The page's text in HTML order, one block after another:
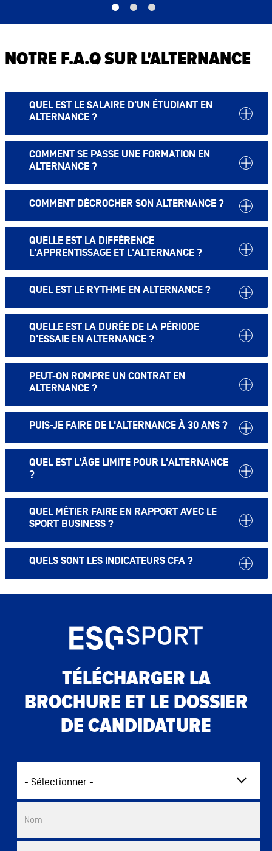
NOTRE F.A.Q SUR L'ALTERNANCE
QUEL EST LE SALAIRE D'UN ÉTUDIANT EN
ALTERNANCE ?
COMMENT SE PASSE UNE FORMATION EN
ALTERNANCE ?
COMMENT DÉCROCHER SON ALTERNANCE ?
QUELLE EST LA DIFFÉRENCE
L'APPRENTISSAGE ET L'ALTERNANCE ?
QUEL EST LE RYTHME EN ALTERNANCE ?
QUELLE EST LA DURÉE DE LA PÉRIODE
D'ESSAIE EN ALTERNANCE ?
PEUT-ON ROMPRE UN CONTRAT EN
ALTERNANCE ?
PUIS-JE FAIRE DE L'ALTERNANCE À 30 ANS ?
QUEL EST L'ÂGE LIMITE POUR L'ALTERNANCE
?
QUEL MÉTIER FAIRE EN RAPPORT AVEC LE
SPORT BUSINESS ?
QUELS SONT LES INDICATEURS CFA ?
TÉLÉCHARGER LA
BROCHURE ET LE DOSSIER
DE CANDIDATURE
Nom